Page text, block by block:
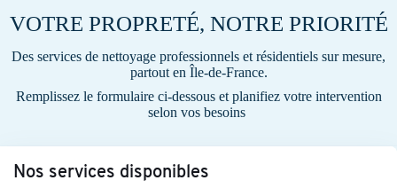
VOTRE PROPRETÉ, NOTRE PRIORITÉ
Des services de nettoyage professionnels et résidentiels sur mesure,
partout en Île-de-France.
Remplissez le formulaire ci-dessous et planifiez votre intervention
selon vos besoins
Nos services disponibles